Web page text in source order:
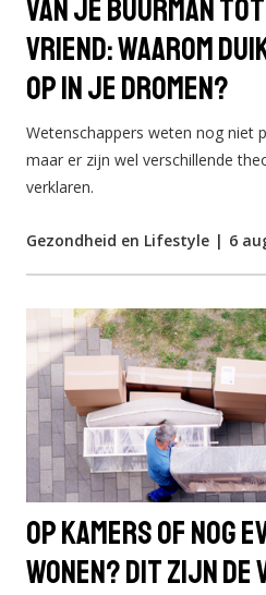
Van je buurman tot
vriend: waarom
op in je dromen?
Wetenschappers weten nog niet
maar er zijn wel verschillende
verklaren.
Gezondheid en Lifestyle | 6
Op kamers of nog
wonen? Dit zijn de